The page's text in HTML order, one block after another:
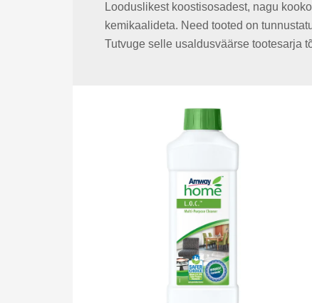
Looduslikest koostisosadest, nagu
kemikaalideta. Need tooted on
Tutvuge selle usaldusväärse tootesarja